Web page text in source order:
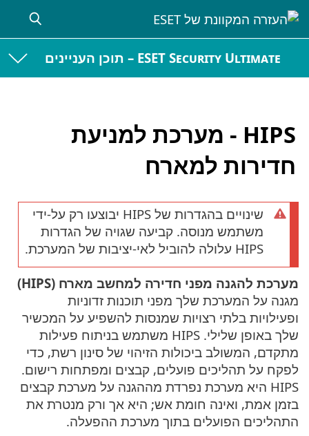
ESET Security Ultimate – תוכן העניינים
HIPS - מערכת למניעת
חדירות למארח
שינויים בהגדרות של HIPS יבוצעו רק על-ידי
משתמש מנוסה. קביעה שגויה של הגדרות
HIPS עלולה להוביל לאי-יציבות של המערכת.
מערכת להגנה מפני חדירה למחשב מארח (HIPS)
מגנה על המערכת שלך מפני תוכנות זדוניות
ופעילויות בלתי רצויות שמנסות להשפיע על המכשיר
שלך באופן שלילי. HIPS משתמש בניתוח פעילות
מתקדם, המשולב ביכולות הזיהוי של סינון רשת, כדי
לפקח על תהליכים פועלים, קבצים ומפתחות רישום.
HIPS היא מערכת נפרדת מההגנה על מערכת קבצים
בזמן אמת, ואינה חומת אש; היא אך ורק מנטרת את
התהליכים הפועלים בתוך מערכת ההפעלה.